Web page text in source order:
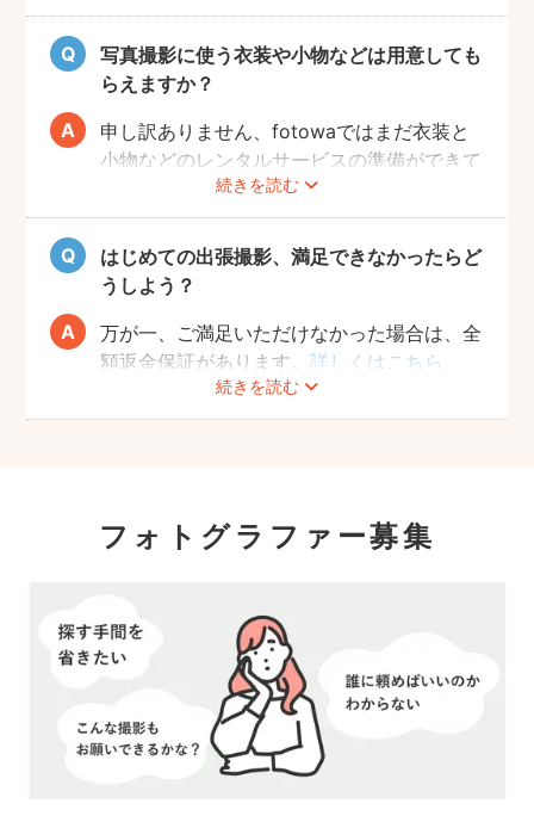
合わせておくと、当日スムーズに撮影ができ
るのでおすすめです。
写真撮影に使う衣装や小物などは用意しても
らえますか？
続きを読む
申し訳ありません、fotowaではまだ衣装と
小物などのレンタルサービスの準備ができて
おりませんので、お客様ご自身にご用意をお
願いしております。
はじめての出張撮影、満足できなかったらど
うしよう？
続きを読む
万が一、ご満足いただけなかった場合は、全
額返金保証があります。詳しくはこちら
フォトグラファー募集